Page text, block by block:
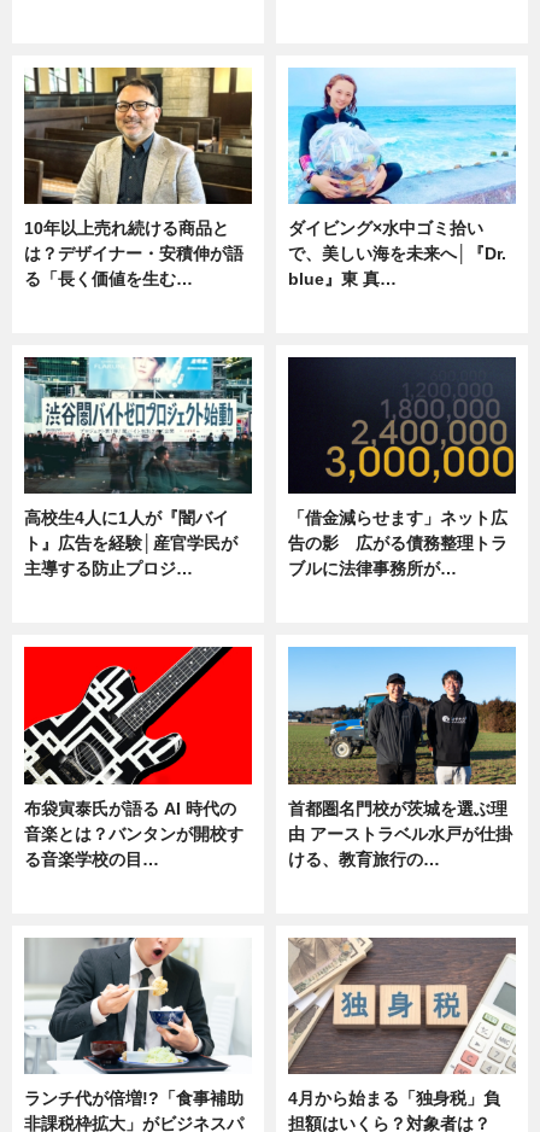
10年以上売れ続ける商品と
は？デザイナー・安積伸が語
る「長く価値を生む…
ダイビング×水中ゴミ拾い
で、美しい海を未来へ│『Dr.
blue』東 真…
高校生4人に1人が『闇バイ
ト』広告を経験│産官学民が
主導する防止プロジ…
「借金減らせます」ネット広
告の影 広がる債務整理トラ
ブルに法律事務所が…
布袋寅泰氏が語る AI 時代の
音楽とは？バンタンが開校す
る音楽学校の目…
首都圏名門校が茨城を選ぶ理
由 アーストラベル水戸が仕掛
ける、教育旅行の…
ランチ代が倍増!?「食事補助
非課税枠拡大」がビジネスパ
4月から始まる「独身税」負
担額はいくら？対象者は？